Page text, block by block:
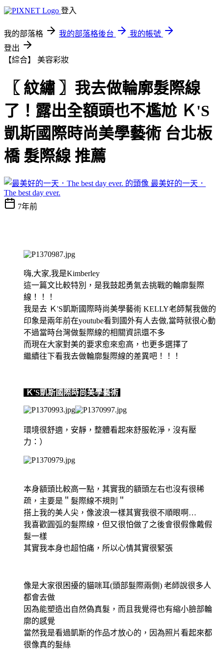
登入
我的部落格 我的部落格後台
我的帳號
登出
【綜合】 美容彩妝
〖 紋繡 〗我去做輪廓髮際線
了！露出全額頭也不尷尬 Ｋ'S
凱斯國際時尚美學藝術 台北板
橋 髮際線 推薦
最美好的一天．
The best day ever.
7年前
嗨,大家,我是Kimberley
這一篇文比較特別，是我鼓起勇氣去挑戰的輪廓髮際
線！！！
我是去 Ｋ'S凱斯國際時尚美學藝術 KELLY老師幫我做的
印象是兩年前在youtube看到國外有人去做,當時就很心動
不過當時台灣做髮際線的相關資訊還不多
而現在大家對美的要求愈來愈高，也更多選擇了
繼續往下看我去做輪廓髮際線的差異吧！！！
Ｋ'S凱斯國際時尚美學藝術
環境很舒適，安靜，整體看起來舒服乾淨，沒有壓
力：）
本身額頭比較高一點，其實我的額頭左右也沒有很稀
疏，主要是＂髮際線不規則＂
搭上我的美人尖，像波浪一樣其實我很不順眼啊…
我喜歡圓弧的髮際線，但又很怕做了之後會很假像戴假
髮一樣
其實我本身也超怕痛，所以心情其實很緊張
像是大家很困擾的貓咪耳(頭部髮際兩側) 老師說很多人
都會去做
因為能塑造出自然偽真髮，而且我覺得也有縮小臉部輪
廓的感覺
當然我是看過凱斯的作品才放心的，因為照片看起來都
很像真的髮絲